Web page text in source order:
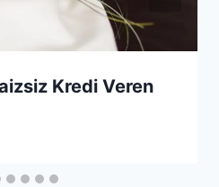
Kredi Veren